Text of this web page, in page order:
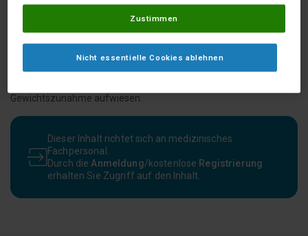
Diese Einfachblindstudie untersuchte die Auswirkungen einer
peptidbasierten Formel im Vergleich zu einer polymeren
Standardformel auf die Ernährung und andere klinische
Ergebnisse bei kritisch kranken Kindern. Die Ergebnisse zeigten,
dass die Ernährung mit der peptidbasierten Formel besser toleriert
wurde, die Patienten schneller die volle enterale Ernährung
Gewichtszunahme aufwiesen.
Dieser Inhalt richtet sich an medizinisches
Fachpersonal.
Durch die Anmeldung/kostenlose Registrierung
erhalten Sie Zugriff auf den Inhalt.
Nicht essentielle Cookies ablehnen
Zustimmen